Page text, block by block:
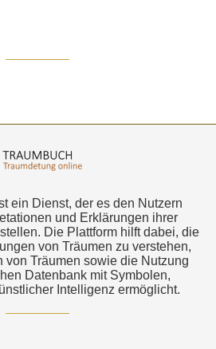
ein Dienst, der es den Nutzern
und Erklärungen ihrer
Die Plattform hilft dabei, die
von Träumen zu verstehen,
von Träumen sowie die Nutzung
Datenbank mit Symbolen,
Intelligenz ermöglicht.